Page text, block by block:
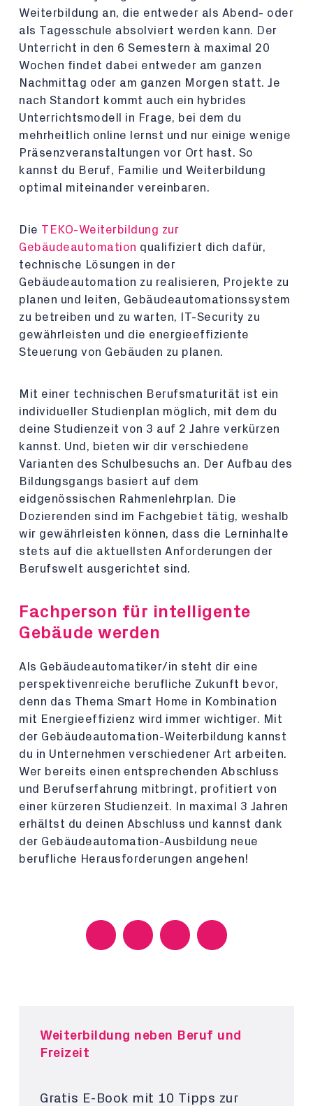
Weiterbildung an, die entweder als Abend- oder
als Tagesschule absolviert werden kann. Der
Unterricht in den 6 Semestern à maximal 20
Wochen findet dabei entweder am ganzen
Nachmittag oder am ganzen Morgen statt. Je
nach Standort kommt auch ein hybrides
Unterrichtsmodell in Frage, bei dem du
mehrheitlich online lernst und nur einige wenige
Präsenzveranstaltungen vor Ort hast. So
kannst du Beruf, Familie und Weiterbildung
optimal miteinander vereinbaren.
Die TEKO-Weiterbildung zur
Gebäudeautomation qualifiziert dich dafür,
technische Lösungen in der
Gebäudeautomation zu realisieren, Projekte zu
planen und leiten, Gebäudeautomationssystem
zu betreiben und zu warten, IT-Security zu
gewährleisten und die energieeffiziente
Steuerung von Gebäuden zu planen.
Mit einer technischen Berufsmaturität ist ein
individueller Studienplan möglich, mit dem du
deine Studienzeit von 3 auf 2 Jahre verkürzen
kannst. Und, bieten wir dir verschiedene
Varianten des Schulbesuchs an. Der Aufbau des
Bildungsgangs basiert auf dem
eidgenössischen Rahmenlehrplan. Die
Dozierenden sind im Fachgebiet tätig, weshalb
wir gewährleisten können, dass die Lerninhalte
stets auf die aktuellsten Anforderungen der
Berufswelt ausgerichtet sind.
Fachperson für intelligente
Gebäude werden
Als Gebäudeautomatiker/in steht dir eine
perspektivenreiche berufliche Zukunft bevor,
denn das Thema Smart Home in Kombination
mit Energieeffizienz wird immer wichtiger. Mit
der Gebäudeautomation-Weiterbildung kannst
du in Unternehmen verschiedener Art arbeiten.
Wer bereits einen entsprechenden Abschluss
und Berufserfahrung mitbringt, profitiert von
einer kürzeren Studienzeit. In maximal 3 Jahren
erhältst du deinen Abschluss und kannst dank
der Gebäudeautomation-Ausbildung neue
berufliche Herausforderungen angehen!
Weiterbildung neben Beruf und
Freizeit
Gratis E-Book mit 10 Tipps zur